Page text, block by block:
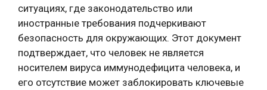
ситуациях, где законодательство или
иностранные требования подчеркивают
безопасность для окружающих. Этот документ
подтверждает, что человек не является
носителем вируса иммунодефицита человека, и
его отсутствие может заблокировать ключевые